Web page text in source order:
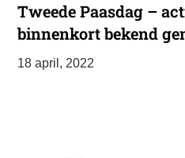
Tweede Paasdag –
binnenkort bekend
18 april, 2022